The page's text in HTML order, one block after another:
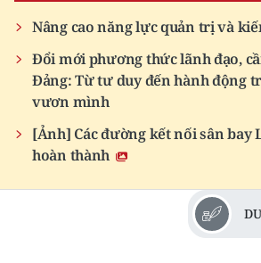
Nâng cao năng lực quản trị và
Đổi mới phương thức lãnh đạo,
Đảng: Từ tư duy đến hành động
vươn mình
[Ảnh] Các đường kết nối sân bay
hoàn thành